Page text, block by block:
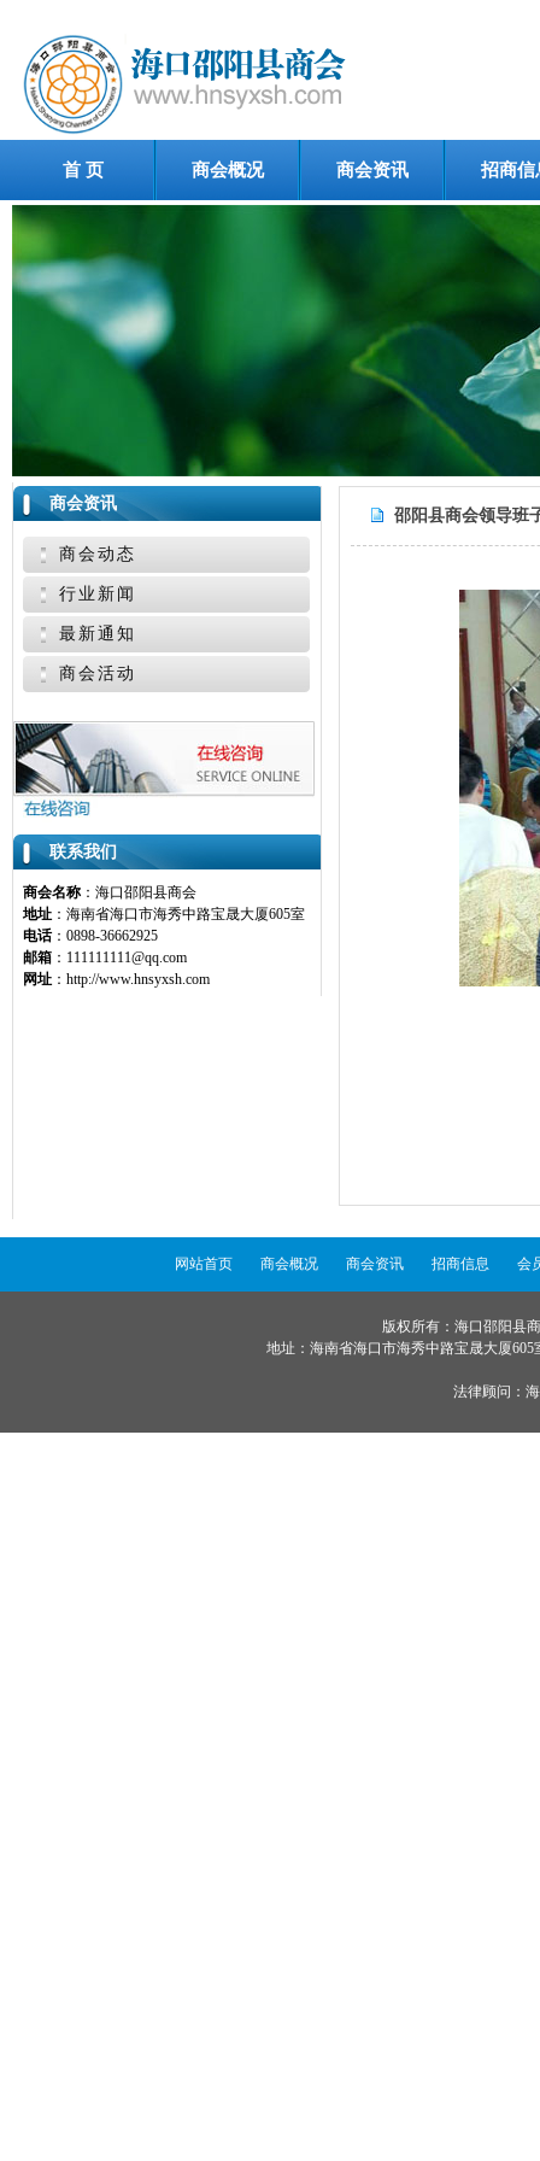
首 页 商会概况 商会资讯 招商信
邵阳县商会领导班
商会资讯
商会动态
行业新闻
最新通知
商会活动
联系我们
商会名称 ：海口邵阳县商会
地址 ：海南省海口市海秀中路宝晟大厦605室
电话：0898-36662925
邮箱 ：111111111@qq.com
网址 ：http://www.hnsyxsh.com
网站首页 商会概况 商会资讯 招商信息 会
版权所有：海口邵阳
地址：海南省海口市海秀中路宝晟大厦
法律顾问：